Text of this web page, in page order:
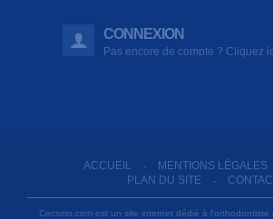
CONNEXION
Pas encore de compte ? Cliquez
ACCUEIL - MENTIONS LÉGALES
PLAN DU SITE -
Cecsmo.com est un site internet dédié à